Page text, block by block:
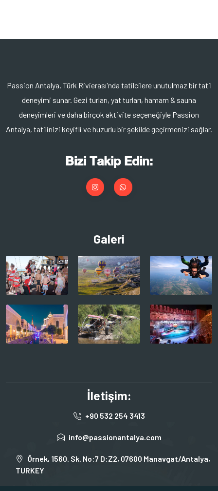
Passion Antalya, Türk Rivierası'nda tatilcilere unutulmaz bir tatil
deneyimi sunar. Gezi turları, yat turları, hamam & sauna
deneyimleri ve daha birçok aktivite seçeneğiyle Passion
Antalya, tatilinizi keyifli ve huzurlu bir şekilde geçirmenizi sağlar.
Bizi Takip Edin:
Galeri
İletişim:
+90 532 254 3413
info@passionantalya.com
Örnek, 1560. Sk. No:7 D:Z2, 07600 Manavgat/Antalya,
TURKEY